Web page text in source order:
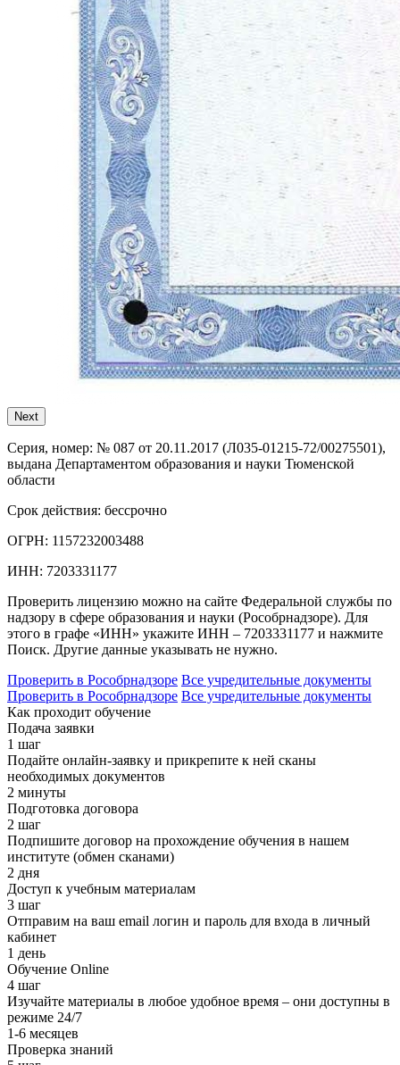
Next
Серия, номер: № 087 от 20.11.2017 (Л035-01215-72/00275501),
выдана Департаментом образования и науки Тюменской
области
Срок действия: бессрочно
ОГРН: 1157232003488
ИНН: 7203331177
Проверить лицензию можно на сайте Федеральной службы по
надзору в сфере образования и науки (Рособрнадзоре). Для
этого в графе «ИНН» укажите ИНН – 7203331177 и нажмите
Поиск. Другие данные указывать не нужно.
Проверить в Рособрнадзоре Все учредительные документы
Проверить в Рособрнадзоре Все учредительные документы
Как проходит обучение
Подача заявки
1 шаг
Подайте онлайн-заявку и прикрепите к ней сканы
необходимых документов
2 минуты
Подготовка договора
2 шаг
Подпишите договор на прохождение обучения в нашем
институте (обмен сканами)
2 дня
Доступ к учебным материалам
3 шаг
Отправим на ваш email логин и пароль для входа в личный
кабинет
1 день
Обучение Online
4 шаг
Изучайте материалы в любое удобное время – они доступны в
режиме 24/7
1-6 месяцев
Проверка знаний